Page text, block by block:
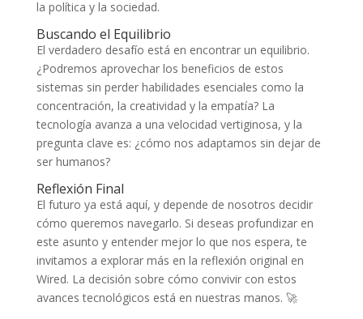
la política y la sociedad.
Buscando el Equilibrio
El verdadero desafío está en encontrar un equilibrio.
¿Podremos aprovechar los beneficios de estos
sistemas sin perder habilidades esenciales como la
concentración, la creatividad y la empatía? La
tecnología avanza a una velocidad vertiginosa, y la
pregunta clave es: ¿cómo nos adaptamos sin dejar de
ser humanos?
Reflexión Final
El futuro ya está aquí, y depende de nosotros decidir
cómo queremos navegarlo. Si deseas profundizar en
este asunto y entender mejor lo que nos espera, te
invitamos a explorar más en la reflexión original en
Wired. La decisión sobre cómo convivir con estos
avances tecnológicos está en nuestras manos. 🚀